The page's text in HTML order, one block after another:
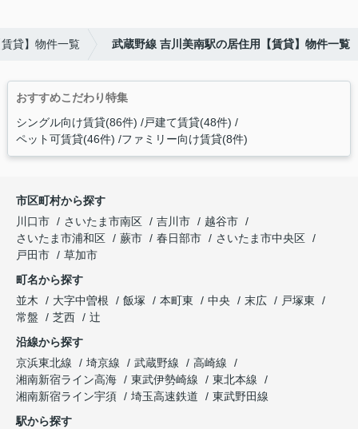
貸】物件一覧 武蔵野線 吉川美南駅の居住用【賃貸】物件一覧
おすすめこだわり特集
シングル向け賃貸(86件) 戸建て賃貸(48件)
ペット可賃貸(46件) ファミリー向け賃貸(8件)
市区町村から探す
川口市
さいたま市南区 吉川市
越谷市
さいたま市浦和区
蕨市 春日部市
さいたま市中央区
戸田市
草加市
町名から探す
並木
大字中曽根 飯塚 本町東 中央 末広
戸塚東
常盤
芝西
辻
沿線から探す
京浜東北線
埼京線 武蔵野線
高崎線
湘南新宿ライン高海
東武伊勢崎線
東北本線
湘南新宿ライン宇須
埼玉高速鉄道
東武野田線
駅から探す